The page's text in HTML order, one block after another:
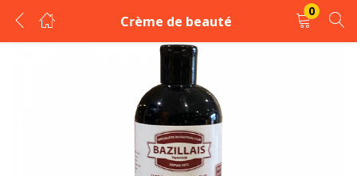
Crème de beauté
0
LOGIN REGISTER
Enter your username and password to login.